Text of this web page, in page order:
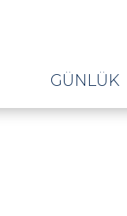
GÜNLÜK